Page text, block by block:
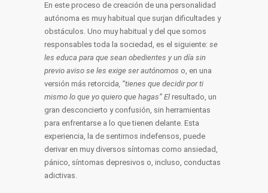
En este proceso de creación de una personalidad
autónoma es muy habitual que surjan dificultades y
obstáculos. Uno muy habitual y del que somos
responsables toda la sociedad, es el siguiente: se
les educa para que sean obedientes y un día sin
previo aviso se les exige ser autónomos o, en una
versión más retorcida, “tienes que decidir por ti
mismo lo que yo quiero que hagas” El resultado, un
gran desconcierto y confusión, sin herramientas
para enfrentarse a lo que tienen delante. Esta
experiencia, la de sentirnos indefensos, puede
derivar en muy diversos síntomas como ansiedad,
pánico, síntomas depresivos o, incluso, conductas
adictivas.